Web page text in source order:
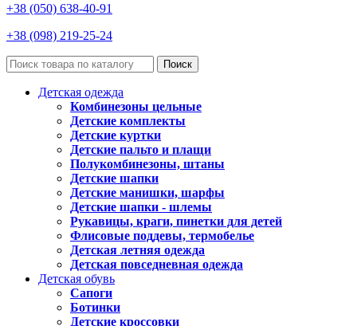
+38 (050) 638-40-91
+38 (098) 219-25-24
Поиск
Детская одежда
Комбинезоны цельные
Детские комплекты
Детские куртки
Детские пальто и плащи
Полукомбинезоны, штаны
Детские шапки
Детские манишки, шарфы
Детские шапки - шлемы
Рукавицы, краги, пинетки для детей
Флисовые поддевы, термобелье
Детская летняя одежда
Детская повседневная одежда
Детская обувь
Сапоги
Ботинки
Детские кроссовки